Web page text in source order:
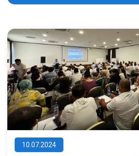
10.07.2024